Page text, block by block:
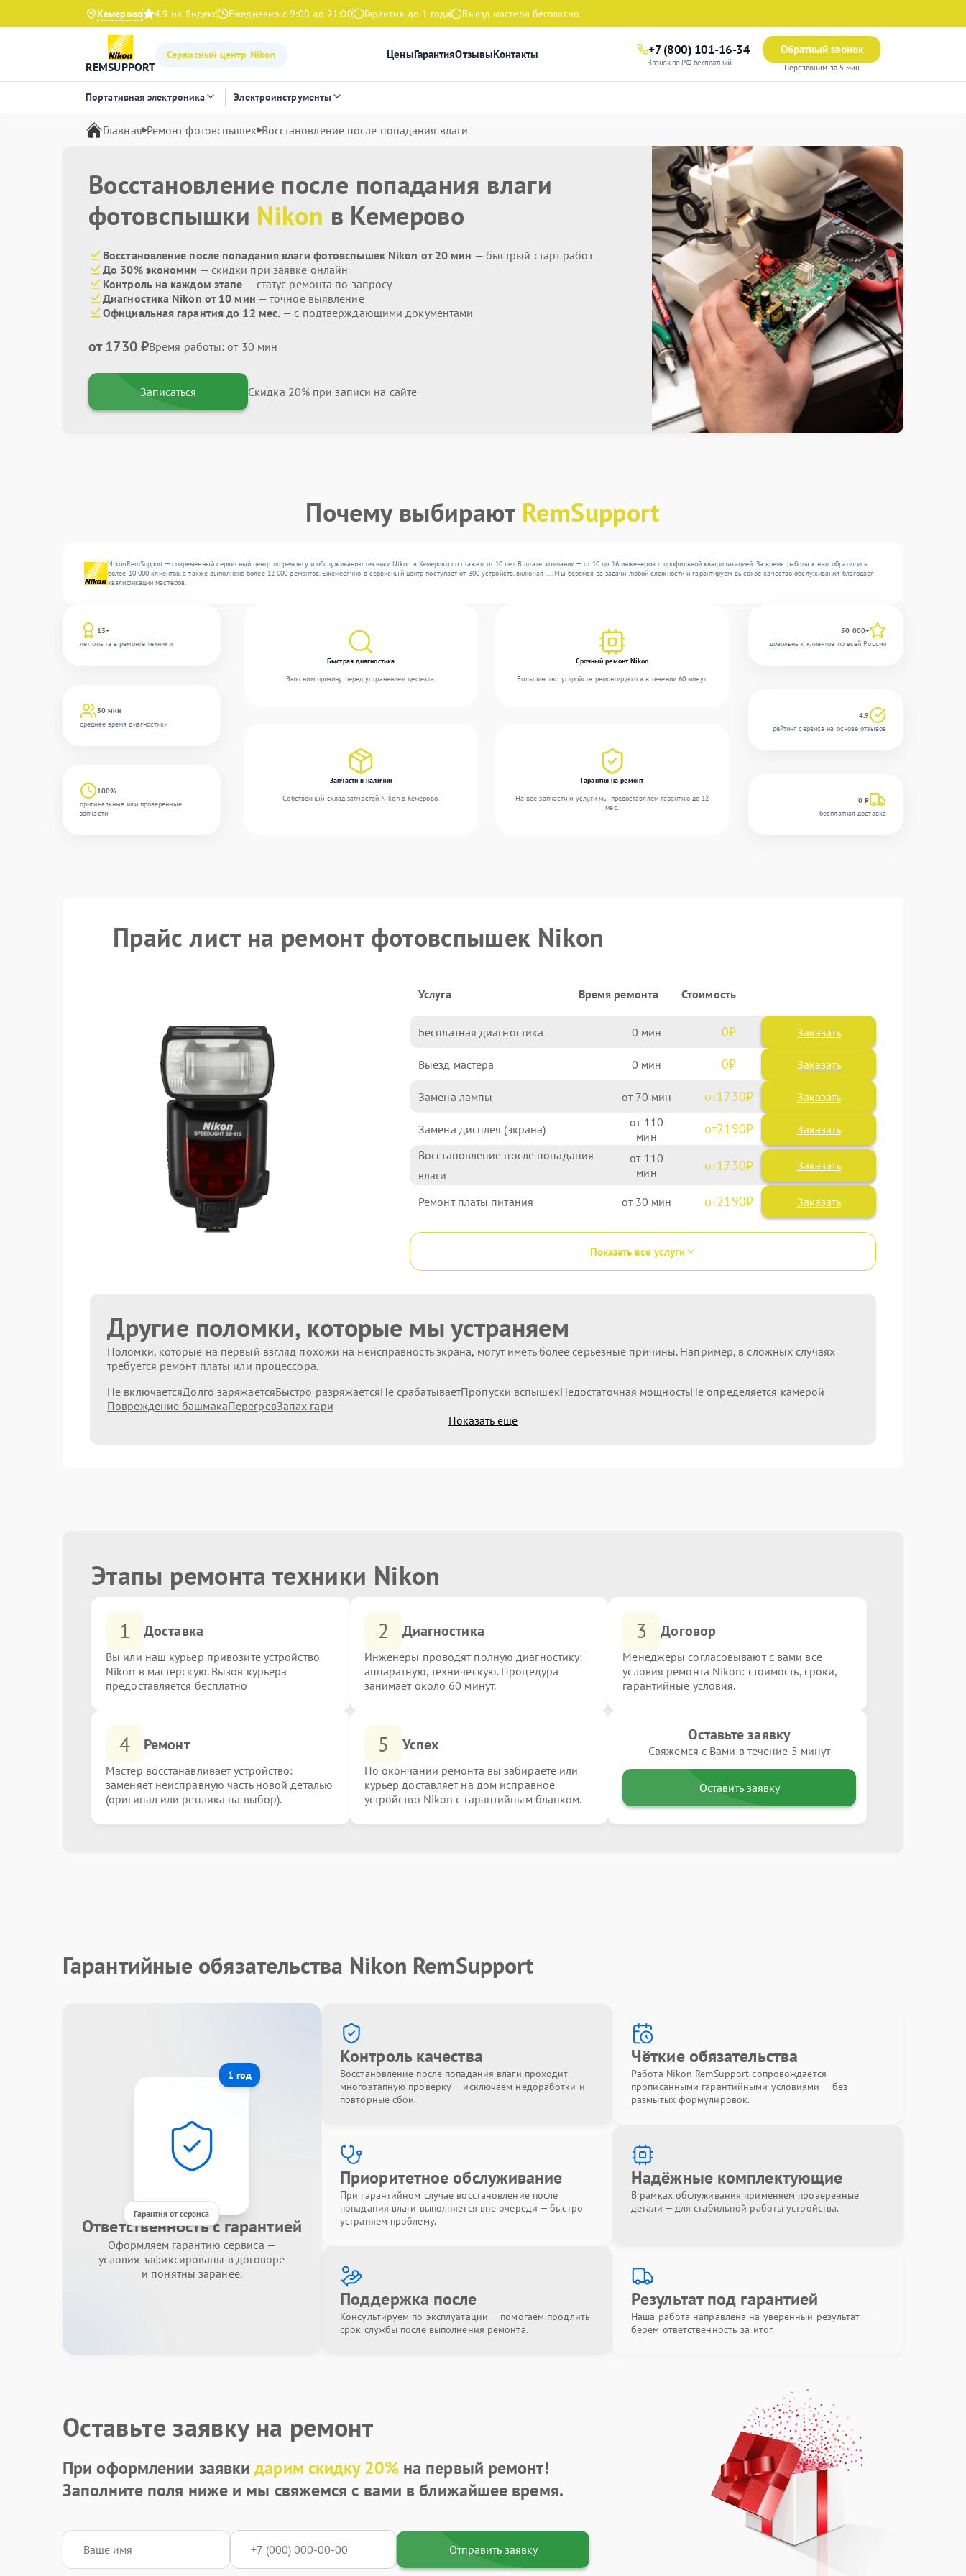
Кемерово 4.9 на Яндекс Ежедневно с 9:00 до 21:00 Гарантия до 1 года Выезд мастера бесплатно
REMSUPPORT
Сервисный центр Nikon ЦеныГарантияОтзывыКонтакты +7 (800) 101-16-34
Звонок по РФ бесплатный
Обратный звонок
Перезвоним за 5 мин
Портативная электроника Электроинструменты
Главная Ремонт фотовспышек Восстановление после попадания влаги
Восстановление после попадания влаги
фотовспышки Nikon в Кемерово
Восстановление после попадания влаги фотовспышек Nikon от 20 мин — быстрый старт работ
До 30% экономии — скидки при заявке онлайн
Контроль на каждом этапе — статус ремонта по запросу
Диагностика Nikon от 10 мин — точное выявление
Официальная гарантия до 12 мес. — с подтверждающими документами
от 1730 ₽Время работы: от 30 мин
Записаться Скидка 20% при записи на сайте
Почему выбирают RemSupport
NikonRemSupport — современный сервисный центр по ремонту и обслуживанию техники Nikon в Кемерово со стажем от 10 лет. В штате компании — от 10 до 16 инженеров с профильной квалификацией. За время работы к нам обратились
более 10 000 клиентов, а также выполнено более 12 000 ремонтов. Ежемесячно в сервисный центр поступает от 300 устройств, включая , , . Мы беремся за задачи любой сложности и гарантируем высокое качество обслуживания благодаря
квалификации мастеров.
13+
лет опыта в ремонте техники
30 мин
среднее время диагностики
100%
оригинальные или проверенные
запчасти
Быстрая диагностика
Выясним причину перед устранением дефекта.
Срочный ремонт Nikon
Большинство устройств ремонтируются в течении 60 минут.
Запчасти в наличии
Собственный склад запчастей Nikon в Кемерово.
Гарантия на ремонт
На все запчасти и услуги мы предоставляем гарантию до 12
мес.
50 000+
довольных клиентов по всей России
4.9
рейтинг сервиса на основе отзывов
0 ₽
бесплатная доставка
Прайс лист на ремонт фотовспышек Nikon
Услуга Время ремонта Стоимость
Бесплатная диагностика 0 0 Заказать
Выезд мастера 0 0 Заказать
Замена лампы 70 1730
Замена дисплея (экрана) 110 2190
Восстановление после попадания
влаги
110 1730
Ремонт платы питания 30 2190
Показать все услуги
Другие поломки, которые мы устраняем
Поломки, которые на первый взгляд похожи на неисправность экрана, могут иметь более серьезные причины. Например, в сложных случаях
требуется ремонт платы или процессора.
Не включаетсяДолго заряжаетсяБыстро разряжаетсяНе срабатываетПропуски вспышекНедостаточная мощностьНе определяется камерой
Повреждение башмакаПерегревЗапах гари
Показать еще
Этапы ремонта техники Nikon
1 Доставка
Вы или наш курьер привозите устройство
Nikon в мастерскую. Вызов курьера
предоставляется бесплатно
2 Диагностика
Инженеры проводят полную диагностику:
аппаратную, техническую. Процедура
занимает около 60 минут.
3 Договор
Менеджеры согласовывают с вами все
условия ремонта Nikon: стоимость, сроки,
гарантийные условия.
4 Ремонт
Мастер восстанавливает устройство:
заменяет неисправную часть новой деталью
(оригинал или реплика на выбор).
5 Успех
По окончании ремонта вы забираете или
курьер доставляет на дом исправное
устройство Nikon с гарантийным бланком.
Оставьте заявку
Свяжемся с Вами в течение 5 минут
Оставить заявку
Гарантийные обязательства Nikon RemSupport
1 год
Гарантия от сервиса
Ответственность с гарантией
Оформляем гарантию сервиса —
условия зафиксированы в договоре
и понятны заранее.
Контроль качества
Восстановление после попадания влаги проходит
многоэтапную проверку — исключаем недоработки и
повторные сбои.
Чёткие обязательства
Работа Nikon RemSupport сопровождается
прописанными гарантийными условиями — без
размытых формулировок.
Приоритетное обслуживание
При гарантийном случае восстановление после
попадания влаги выполняется вне очереди — быстро
устраняем проблему.
Надёжные комплектующие
В рамках обслуживания применяем проверенные
детали — для стабильной работы устройства.
Поддержка после
Консультируем по эксплуатации — помогаем продлить
срок службы после выполнения ремонта.
Результат под гарантией
Наша работа направлена на уверенный результат —
берём ответственность за итог.
Оставьте заявку на ремонт
При оформлении заявкидарим скидку 20%на первый ремонт!
Заполните поля ниже и мы свяжемся с вами в ближайшее время.
Отправить заявку